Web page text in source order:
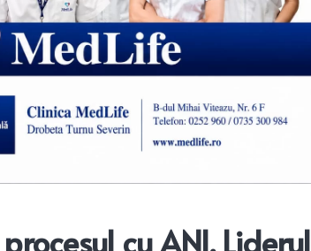
cu ANI. Liderul